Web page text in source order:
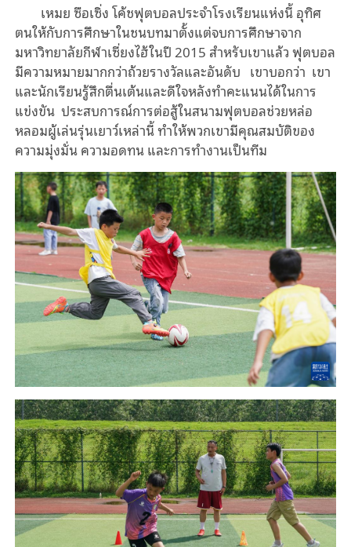
เหมย ซือเซิ่ง โค้ชฟุตบอลประจำโรงเรียนแห่งนี้ อุทิศ
ตนให้กับการศึกษาในชนบทมาตั้งแต่จบการศึกษาจาก
มหาวิทยาลัยกีฬาเซี่ยงไฮ้ในปี 2015 สำหรับเขาแล้ว ฟุตบอล
มีความหมายมากกว่าถ้วยรางวัลและอันดับ เขาบอกว่า เขา
และนักเรียนรู้สึกตื่นเต้นและดีใจหลังทำคะแนนได้ในการ
แข่งขัน ประสบการณ์การต่อสู้ในสนามฟุตบอลช่วยหล่อ
หลอมผู้เล่นรุ่นเยาว์เหล่านี้ ทำให้พวกเขามีคุณสมบัติของ
ความมุ่งมั่น ความอดทน และการทำงานเป็นทีม